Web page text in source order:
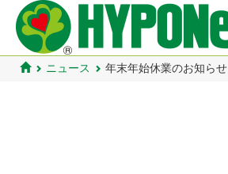
ニュース 年末年始休業のお知らせ